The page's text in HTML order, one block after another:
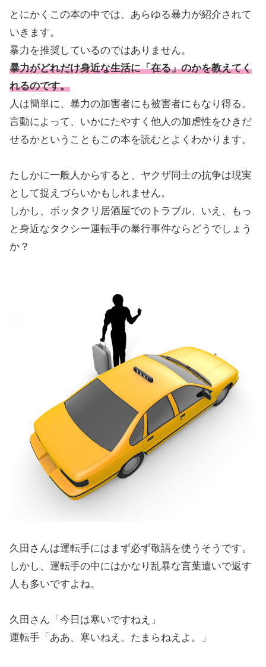
とにかくこの本の中では、あらゆる暴力が紹介されて
いきます。
暴力を推奨しているのではありません。
暴力がどれだけ身近な生活に「在る」のかを教えてく
れるのです。
人は簡単に、暴力の加害者にも被害者にもなり得る。
言動によって、いかにたやすく他人の加虐性をひきだ
せるかということもこの本を読むとよくわかります。
たしかに一般人からすると、ヤクザ同士の抗争は現実
として捉えづらいかもしれません。
しかし、ボッタクリ居酒屋でのトラブル、いえ、もっ
と身近なタクシー運転手の暴行事件ならどうでしょう
か？
久田さんは運転手にはまず必ず敬語を使うそうです。
しかし、運転手の中にはかなり乱暴な言葉遣いで返す
人も多いですよね。
久田さん「今日は寒いですねえ」
運転手「ああ、寒いねえ。たまらねえよ。」